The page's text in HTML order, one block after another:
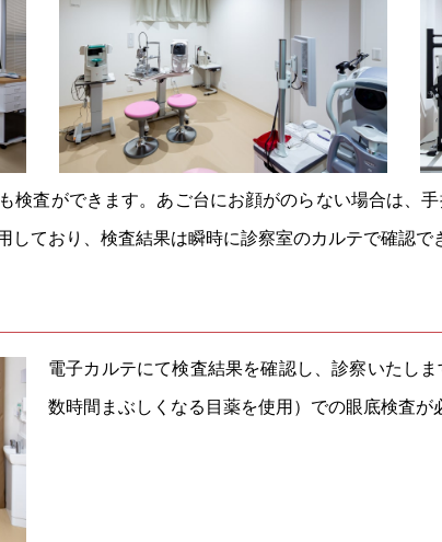
検査ができます。あご台にお顔がのらない場合は、
ており、検査結果は瞬時に診察室のカルテで確認で
電子カルテにて検査結果を確認し、診察いたし
数時間まぶしくなる目薬を使用）での眼底検査が